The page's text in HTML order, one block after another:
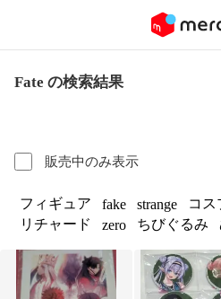
Fate の検索結果
販売中のみ表示
フィギュア fake strange コス
リチャード
zero ちびぐるみ